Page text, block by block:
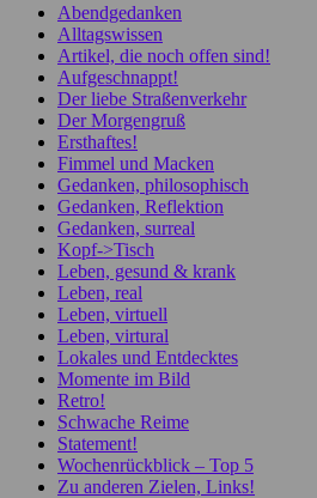
Abendgedanken
Alltagswissen
Artikel, die noch offen sind!
Aufgeschnappt!
Der liebe Straßenverkehr
Der Morgengruß
Ersthaftes!
Fimmel und Macken
Gedanken, philosophisch
Gedanken, Reflektion
Gedanken, surreal
Kopf->Tisch
Leben, gesund & krank
Leben, real
Leben, virtuell
Leben, virtural
Lokales und Entdecktes
Momente im Bild
Retro!
Schwache Reime
Statement!
Wochenrückblick – Top 5
Zu anderen Zielen, Links!